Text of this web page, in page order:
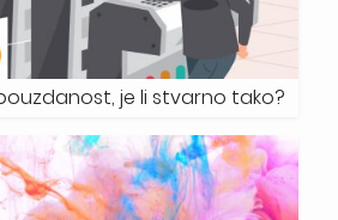
je li stvarno tako?